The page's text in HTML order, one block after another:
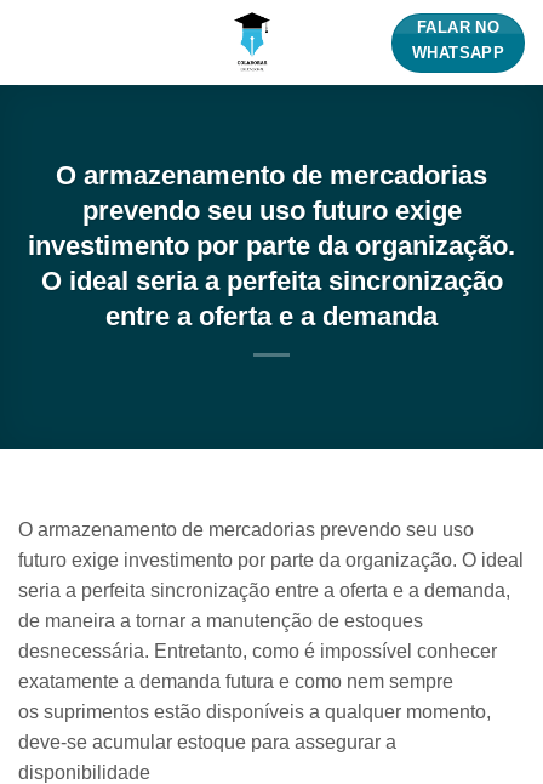
FALAR NO
WHATSAPP
O armazenamento de mercadorias
prevendo seu uso futuro exige
investimento por parte da organização.
O ideal seria a perfeita sincronização
entre a oferta e a demanda
O armazenamento de mercadorias prevendo seu uso
futuro exige investimento por parte da organização. O ideal
seria a perfeita sincronização entre a oferta e a demanda,
de maneira a tornar a manutenção de estoques
desnecessária. Entretanto, como é impossível conhecer
exatamente a demanda futura e como nem sempre
os suprimentos estão disponíveis a qualquer momento,
deve-se acumular estoque para assegurar a
disponibilidade